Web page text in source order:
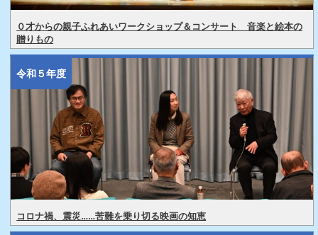
０才からの親子ふれあいワークショップ＆コンサート 音楽と絵本の
贈りもの
令和５年度
コロナ禍、震災……苦難を乗り切る映画の知恵